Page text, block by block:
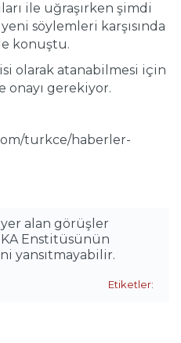
ile uğraşırken şimdi
söylemleri karşısında
konuştu.
olarak atanabilmesi için
onayı gerekiyor.
turkce/haberler-
alan görüşler
Enstitüsünün
yansıtmayabilir.
Etiketler: